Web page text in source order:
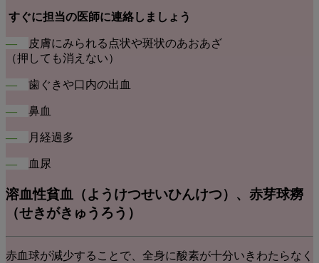
すぐに担当の医師に連絡しましょう
―
皮膚にみられる点状や斑状のあおあざ
（押しても消えない）
― 歯ぐきや口内の出血
― 鼻血
― 月経過多
― 血尿
溶血性貧血 （ようけつせいひんけつ） 、赤芽球癆
（せきがきゅうろう）
赤血球が減少することで、全身に酸素が十分いきわたらなく